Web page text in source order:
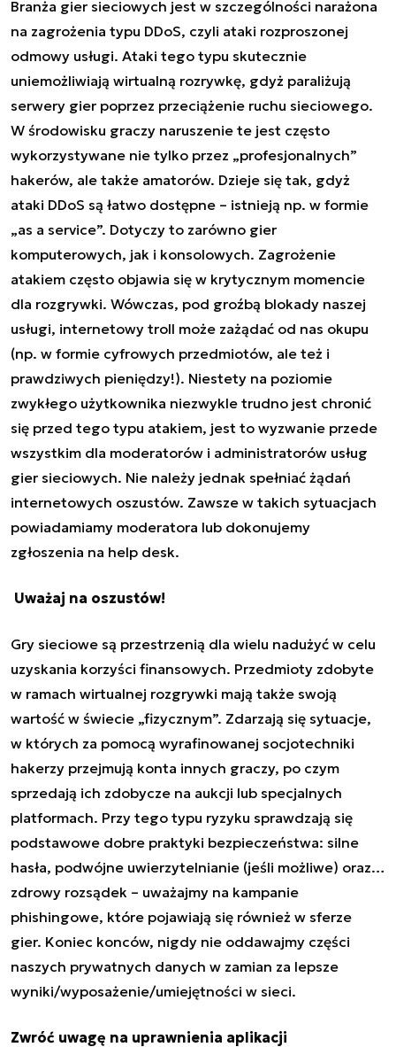
Branża gier sieciowych jest w szczególności narażona
na zagrożenia typu DDoS, czyli ataki rozproszonej
odmowy usługi. Ataki tego typu skutecznie
uniemożliwiają wirtualną rozrywkę, gdyż paraliżują
serwery gier poprzez przeciążenie ruchu sieciowego.
W środowisku graczy naruszenie te jest często
wykorzystywane nie tylko przez „profesjonalnych”
hakerów, ale także amatorów. Dzieje się tak, gdyż
ataki DDoS są łatwo dostępne – istnieją np. w formie
„as a service”. Dotyczy to zarówno gier
komputerowych, jak i konsolowych. Zagrożenie
atakiem często objawia się w krytycznym momencie
dla rozgrywki. Wówczas, pod groźbą blokady naszej
usługi, internetowy troll może zażądać od nas okupu
(np. w formie cyfrowych przedmiotów, ale też i
prawdziwych pieniędzy!). Niestety na poziomie
zwykłego użytkownika niezwykle trudno jest chronić
się przed tego typu atakiem, jest to wyzwanie przede
wszystkim dla moderatorów i administratorów usług
gier sieciowych. Nie należy jednak spełniać żądań
internetowych oszustów. Zawsze w takich sytuacjach
powiadamiamy moderatora lub dokonujemy
zgłoszenia na help desk.
Uważaj na oszustów!
Gry sieciowe są przestrzenią dla wielu nadużyć w celu
uzyskania korzyści finansowych. Przedmioty zdobyte
w ramach wirtualnej rozgrywki mają także swoją
wartość w świecie „fizycznym”. Zdarzają się sytuacje,
w których za pomocą wyrafinowanej socjotechniki
hakerzy przejmują konta innych graczy, po czym
sprzedają ich zdobycze na aukcji lub specjalnych
platformach. Przy tego typu ryzyku sprawdzają się
podstawowe dobre praktyki bezpieczeństwa: silne
hasła, podwójne uwierzytelnianie (jeśli możliwe) oraz…
zdrowy rozsądek – uważajmy na kampanie
phishingowe, które pojawiają się również w sferze
gier. Koniec konców, nigdy nie oddawajmy części
naszych prywatnych danych w zamian za lepsze
wyniki/wyposażenie/umiejętności w sieci.
Zwróć uwagę na uprawnienia aplikacji